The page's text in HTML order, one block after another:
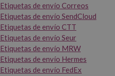
Etiquetas de envío Correos
Etiquetas de envío SendCloud
Etiquetas de envío CTT
Etiquetas de envío Seur
Etiquetas de envío MRW
Etiquetas de envío Hermes
Etiquetas de envío FedEx